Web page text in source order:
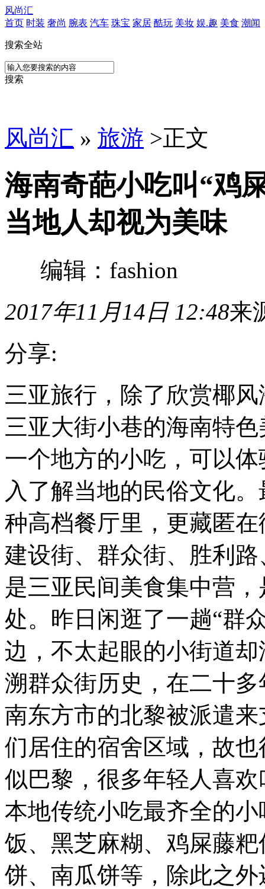
风尚汇
首页 时装 奢尚 腕表 汽车 珠宝 家居 酷玩 美妆 娱.趣 美食 潮闻
搜索全站
搜索
风尚汇 » 旅游 >正文
海南奇葩小吃叫“鸡
当地人却视为美味
编辑：fashion
2017年11月14日 12:48来
分享:
三
亚
行，
除
欣
椰
风
韵
的
迷
人
岛
风
光，
散
于
三
亚
大
街
小
巷
海
南
特
色
食，
也
绝
对
容
错
三亚旅行，除了欣赏椰
三亚大街小巷的海南特
一个地方的小吃，可以
入了解当地的民俗文化
种高档餐厅里，更藏匿
建设街、群众街、胜利
是三亚民间美食集中营
处。 昨日闲逛了一趟“群
边，不太起眼的小街道
溯群众街历史，在二十
南东方市的北黎被派遣
们居住的宿舍区域，故
似巴黎，很多年轻人喜欢
本地传统小吃最齐全的
饭、黑芝麻糊、鸡屎藤
饼、南瓜饼等，除此之